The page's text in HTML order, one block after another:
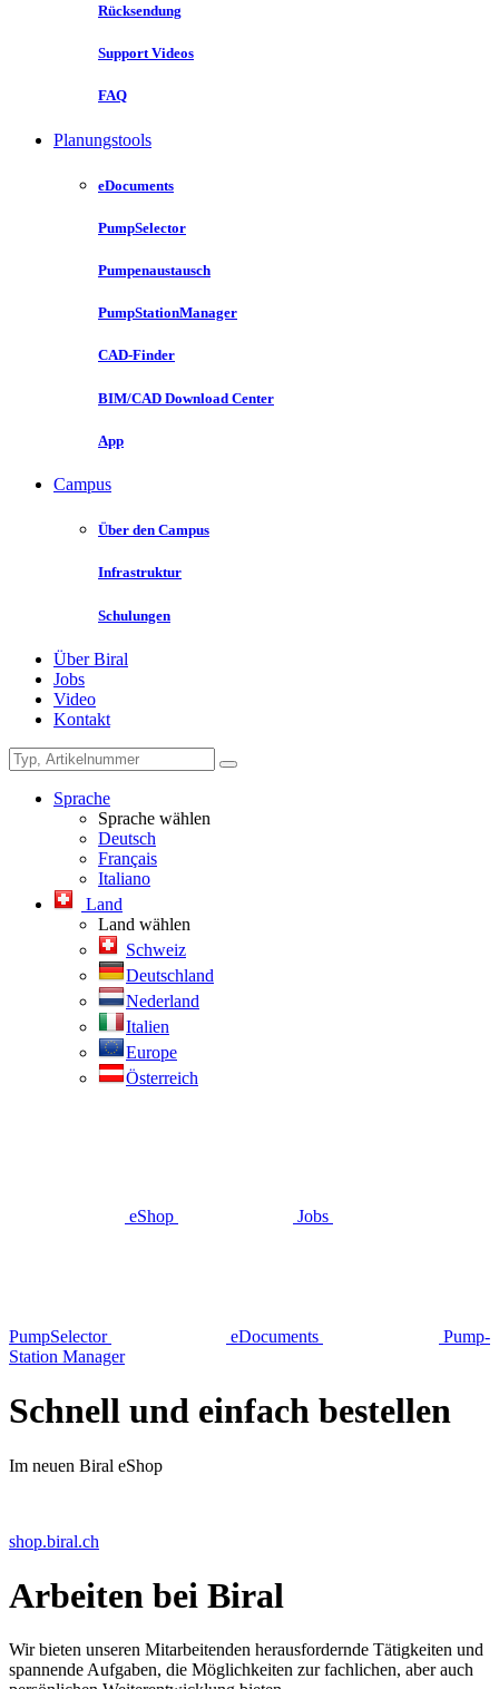
Rücksendung
Support Videos
FAQ
Planungstools
eDocuments
PumpSelector
Pumpenaustausch
PumpStationManager
CAD-Finder
BIM/CAD Download Center
App
Campus
Über den Campus
Infrastruktur
Schulungen
Über Biral
Jobs
Video
Kontakt
Sprache
Sprache wählen
Deutsch
Français
Italiano
Land
Land wählen
Schweiz
Deutschland
Nederland
Italien
Europe
Österreich
eShop Jobs
Pump­Selector eDocuments
Pump­
Station Manager
Schnell und einfach bestellen
Im neuen Biral eShop
shop.biral.ch
Arbeiten bei Biral
Wir bieten unseren Mitarbeitenden herausfordernde Tätigkeiten und
spannende Aufgaben, die Möglichkeiten zur fachlichen, aber auch